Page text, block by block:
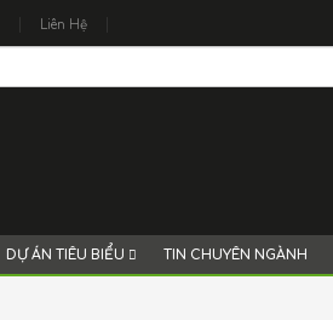
Liên Hệ
DỰ ÁN TIÊU BIỂU TIN CHUYÊN NGÀNH